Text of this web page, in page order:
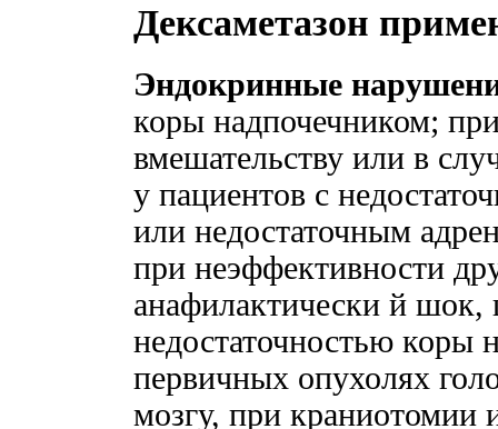
Дексаметазон
Эндокринные
коры надпочечником;
вмешательству или в
у пациентов с
или недостаточным
при неэффективности
анафилактически й шок,
недостаточностью коры
первичных опухолях
мозгу, при краниотомии